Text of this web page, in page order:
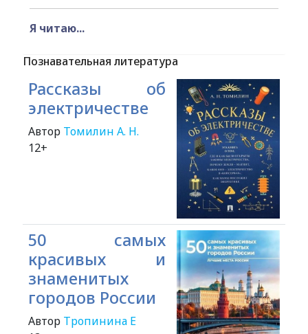
Я читаю...
Познавательная литература
Рассказы об
электричестве
Автор Томилин А. Н.
12+
50 самых
красивых и
знаменитых
городов России
Автор Тропинина Е